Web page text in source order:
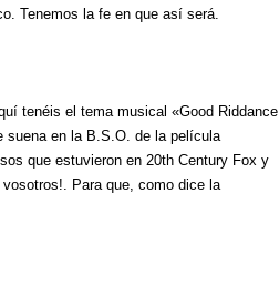
Tenemos la fe en que así será.
tenéis el tema musical «Good Riddance
suena en la B.S.O. de la película
que estuvieron en 20th Century Fox y
Para que, como dice la